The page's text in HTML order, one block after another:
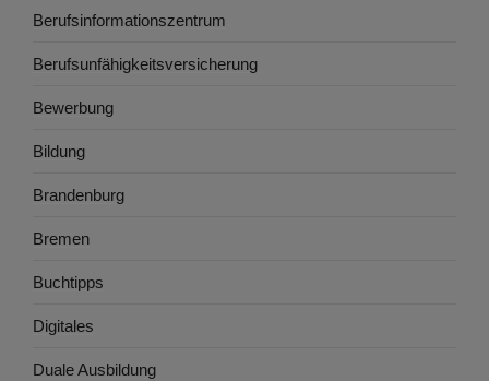
Berufsinformationszentrum
Berufsunfähigkeitsversicherung
Bewerbung
Bildung
Brandenburg
Bremen
Buchtipps
Digitales
Duale Ausbildung